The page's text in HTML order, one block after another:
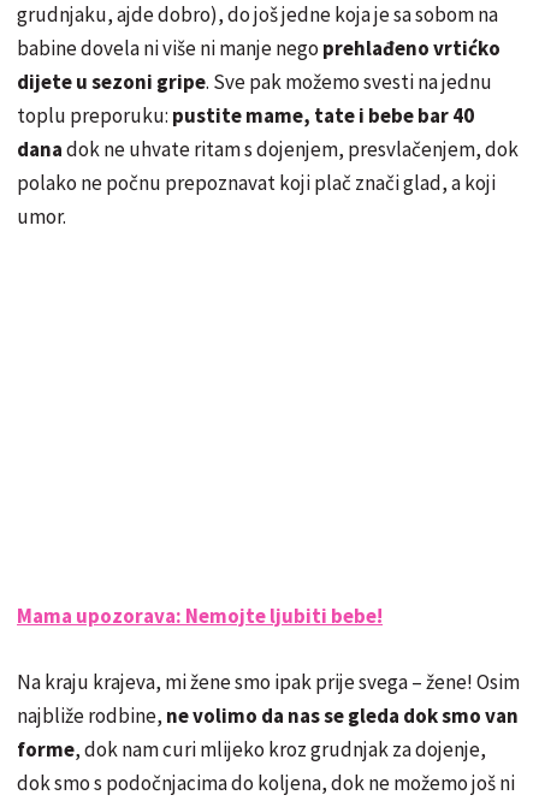
grudnjaku, ajde dobro), do još jedne koja je sa sobom na
babine dovela ni više ni manje nego prehlađeno vrtićko
dijete u sezoni gripe. Sve pak možemo svesti na jednu
toplu preporuku: pustite mame, tate i bebe bar 40
danadok ne uhvate ritam s dojenjem, presvlačenjem, dok
polako ne počnu prepoznavat koji plač znači glad, a koji
umor.
Mama upozorava: Nemojte ljubiti bebe!
Na kraju krajeva, mi žene smo ipak prije svega – žene! Osim
najbliže rodbine, ne volimo da nas se gleda dok smo van
forme, dok nam curi mlijeko kroz grudnjak za dojenje,
dok smo s podočnjacima do koljena, dok ne možemo još ni